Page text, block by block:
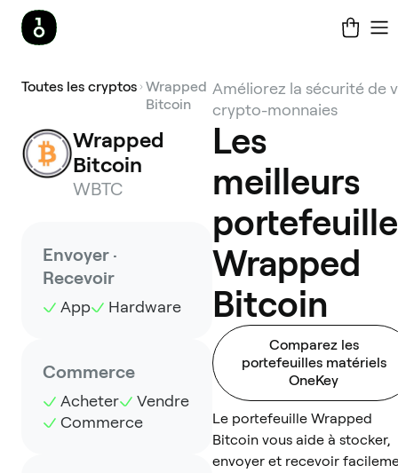
Toutes les cryptos Wrapped
Bitcoin
Wrapped
Bitcoin
WBTC
Envoyer ·
Recevoir
App Hardware
Commerce
Acheter
Vendre
Commerce
Améliorez la sécurité de
crypto-monnaies
Les
meilleurs
Wrapped
Bitcoin
Comparez les
portefeuilles matériels
OneKey
Le portefeuille Wrapped
Bitcoin vous aide à stocker,
envoyer et recevoir